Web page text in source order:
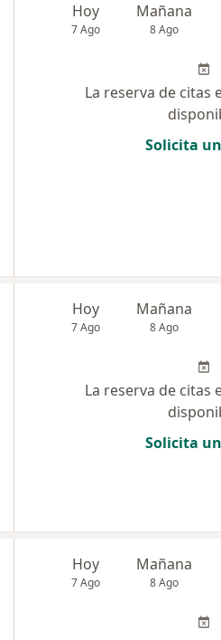
Hoy
7 Ago
Mañana
8 Ago
La reserva de citas
Solicita
Hoy
7 Ago
Mañana
8 Ago
La reserva de citas
Solicita
Hoy
7 Ago
Mañana
8 Ago